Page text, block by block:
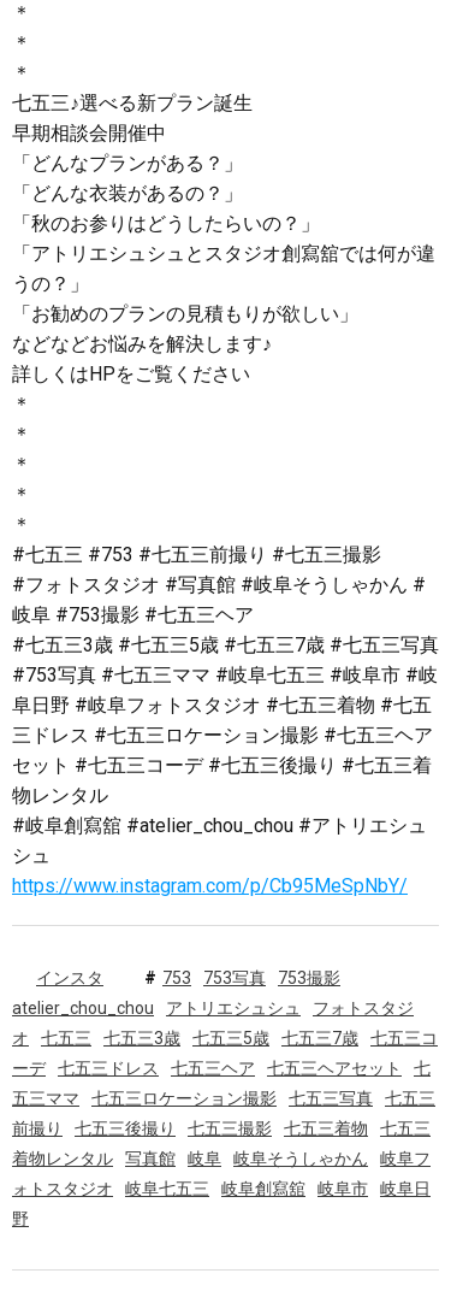
＊
＊
＊
七五三♪選べる新プラン誕生︎
早期相談会開催中︎
「どんなプランがある？」
「どんな衣装があるの？」
「秋のお参りはどうしたらいの？」
「アトリエシュシュとスタジオ創寫舘では何が違
うの？」
「お勧めのプランの見積もりが欲しい」
などなどお悩みを解決します♪
詳しくはHPをご覧ください︎
＊
＊
＊
＊
＊
#七五三 #753 #七五三前撮り #七五三撮影
#フォトスタジオ #写真館 #岐阜そうしゃかん #
岐阜 #753撮影 #七五三ヘア
#七五三3歳 #七五三5歳 #七五三7歳 #七五三写真
#753写真 #七五三ママ #岐阜七五三 #岐阜市 #岐
阜日野 #岐阜フォトスタジオ #七五三着物 #七五
三ドレス #七五三ロケーション撮影 #七五三ヘア
セット #七五三コーデ #七五三後撮り #七五三着
物レンタル
#岐阜創寫舘 #atelier_chou_chou #アトリエシュ
シュ
https://www.instagram.com/p/Cb95MeSpNbY/
インスタ 753 753写真
753撮影
atelier_chou_chou
アトリエシュシュ
フォトスタジ
オ
七五三 七五三3歳 七五三5歳 七五三7歳
七五三コ
ーデ
七五三ドレス 七五三ヘア 七五三ヘアセット
七
五三ママ
七五三ロケーション撮影 七五三写真
七五三
前撮り
七五三後撮り 七五三撮影 七五三着物
七五三
着物レンタル
写真館 岐阜 岐阜そうしゃかん
岐阜フ
ォトスタジオ
岐阜七五三 岐阜創寫舘 岐阜市
岐阜日
野